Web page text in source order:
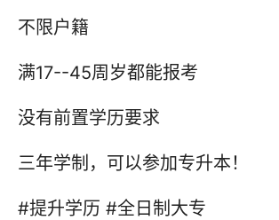
不限户籍
满17--45周岁都能报考
没有前置学历要求
三年学制，可以参加专升本！
#提升学历 #全日制大专